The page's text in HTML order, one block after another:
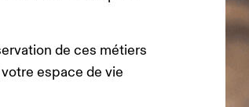
de ces métiers
espace de vie